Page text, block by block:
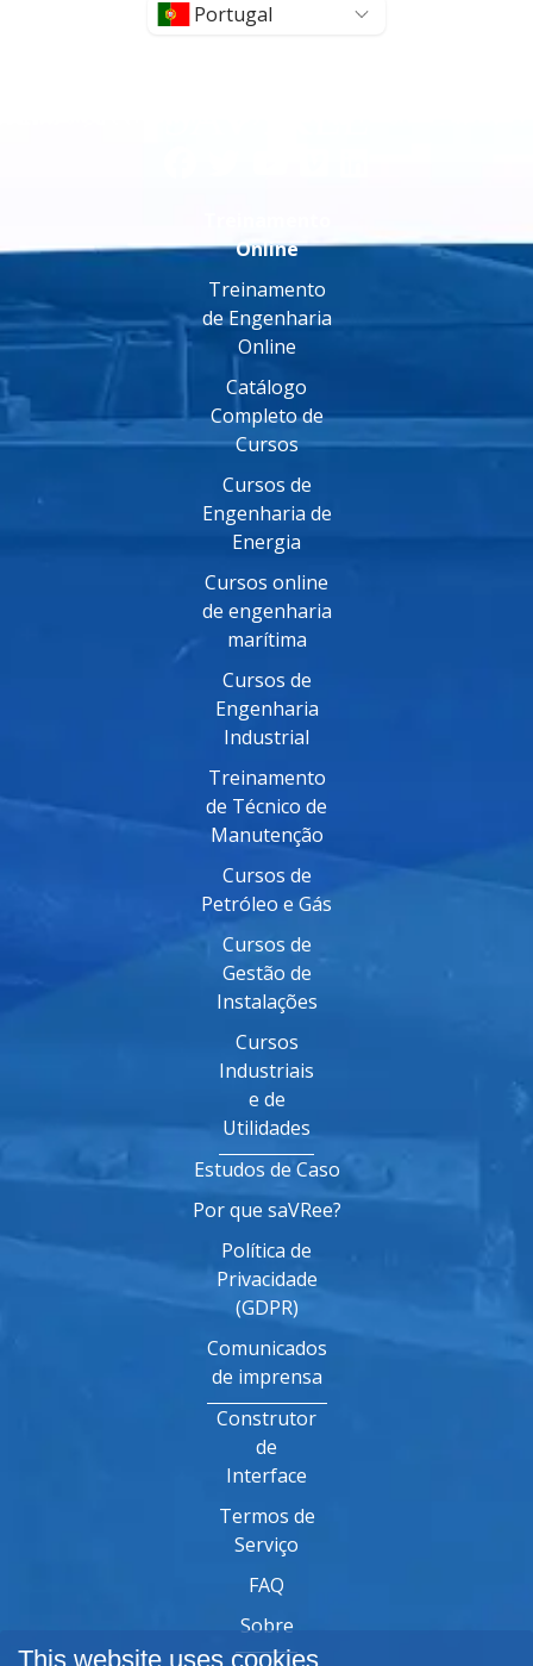
Portugal
Online
Treinamento
de Engenharia
Online
Catálogo
Completo de
Cursos
Cursos de
Engenharia de
Energia
Cursos online
de engenharia
marítima
Cursos de
Engenharia
Industrial
Treinamento
de Técnico de
Manutenção
Cursos de
Petróleo e Gás
Cursos de
Gestão de
Instalações
Cursos
Industriais
e de
Utilidades
Estudos de Caso
Por que saVRee?
Política de
Privacidade
(GDPR)
Comunicados
de imprensa
Construtor
de
Interface
Termos de
Serviço
FAQ
Sobre
This website uses cookies.